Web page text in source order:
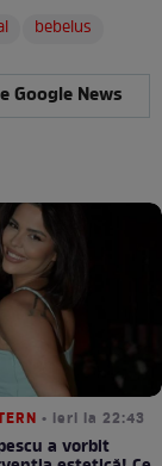
bebelus
Google News
• ieri la 22:43
a vorbit